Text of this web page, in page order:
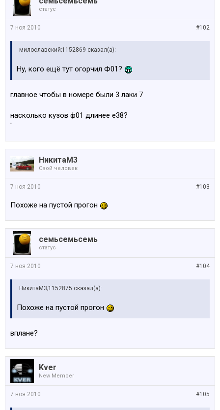
статус
#102
7 ноя 2010
милославский;1152869 сказал(а):
Ну, кого ещё тут огорчил Ф01?
главное чтобы в номере были 3 лаки 7
насколько кузов ф01 длинее е38?
'
НикитаМ3
Свой человек
#103
7 ноя 2010
Похоже на пустой прогон
семьсемьсемь
статус
#104
7 ноя 2010
НикитаМ3;1152875 сказал(а):
Похоже на пустой прогон
вплане?
Kver
New Member
#105
7 ноя 2010